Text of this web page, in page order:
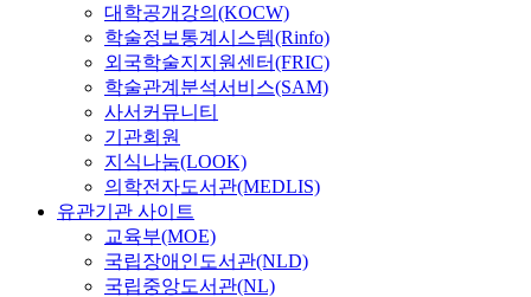
대학공개강의(KOCW)
학술정보통계시스템(Rinfo)
외국학술지지원센터(FRIC)
학술관계분석서비스(SAM)
사서커뮤니티
기관회원
지식나눔(LOOK)
의학전자도서관(MEDLIS)
유관기관 사이트
교육부(MOE)
국립장애인도서관(NLD)
국립중앙도서관(NL)